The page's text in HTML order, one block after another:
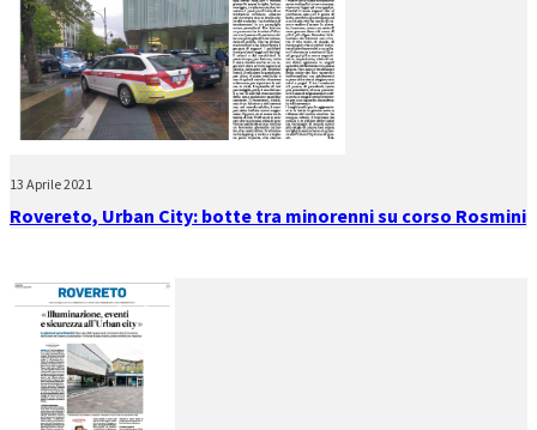
13 Aprile 2021
Rovereto, Urban City: botte tra minorenni su corso Rosmini